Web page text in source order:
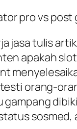
jasa tulis
apakah
orang-